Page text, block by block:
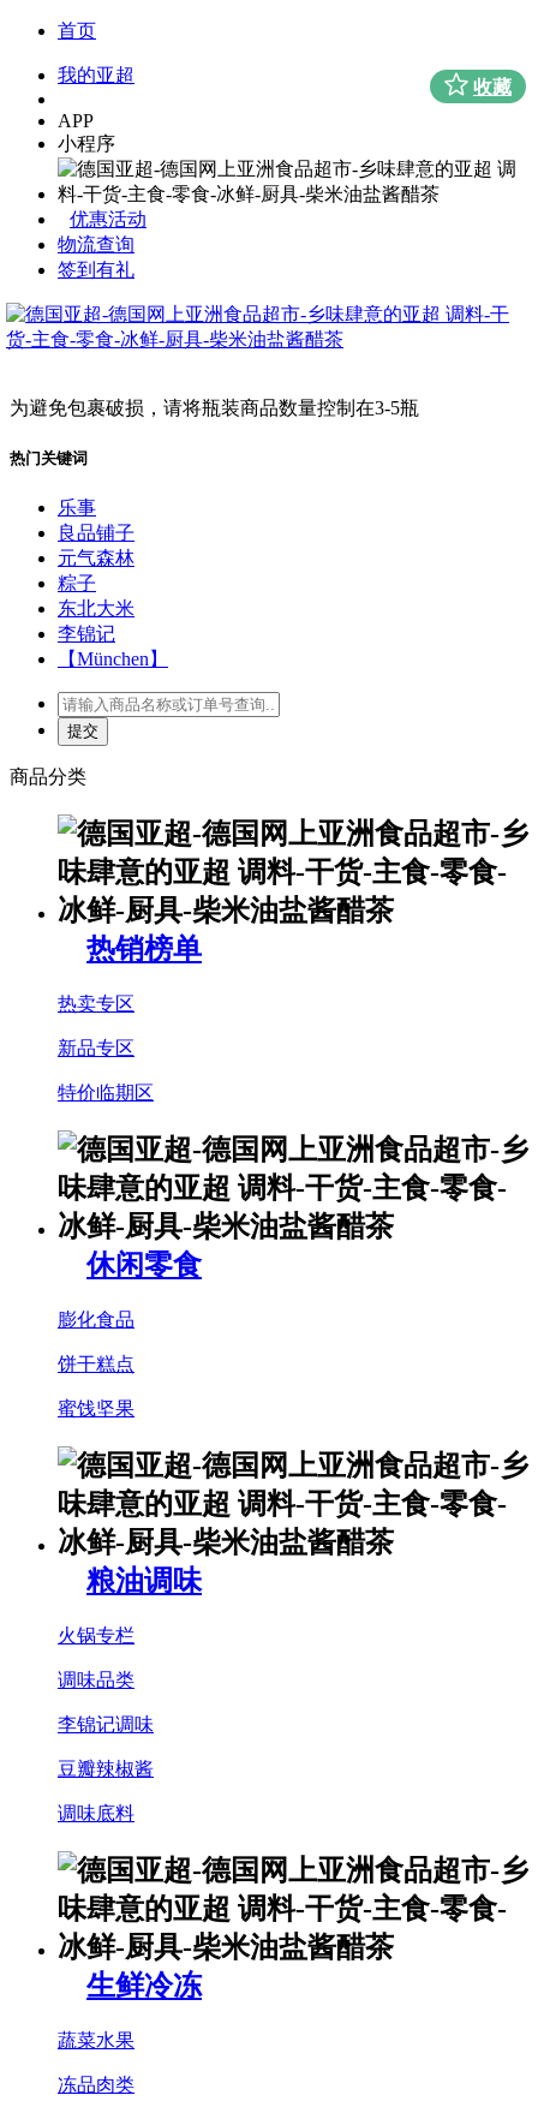
首页
我的亚超
APP
小程序
优惠活动
物流查询
签到有礼
为避免包裹破损，请将瓶装商品数量控制在3-5瓶
热门关键词
乐事
良品铺子
元气森林
粽子
东北大米
李锦记
【München】
商品分类
热销榜单
热卖专区
新品专区
特价临期区
休闲零食
膨化食品
饼干糕点
蜜饯坚果
粮油调味
火锅专栏
调味品类
李锦记调味
豆瓣辣椒酱
调味底料
生鲜冷冻
蔬菜水果
冻品肉类
收藏